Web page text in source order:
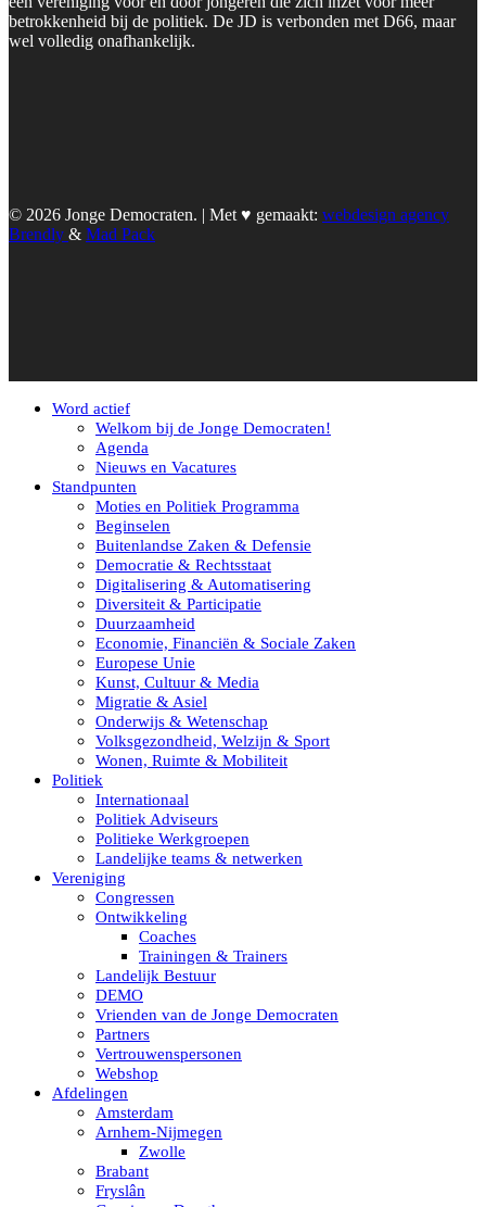
betrokkenheid bij de politiek. De JD is verbonden met D66, maar
wel volledig onafhankelijk.
© 2026 Jonge Democraten. | Met ♥︎ gemaakt: webdesign agency
Brendly & Mad Pack
Word actief
Welkom bij de Jonge Democraten!
Agenda
Nieuws en Vacatures
Standpunten
Moties en Politiek Programma
Beginselen
Buitenlandse Zaken & Defensie
Democratie & Rechtsstaat
Digitalisering & Automatisering
Diversiteit & Participatie
Duurzaamheid
Economie, Financiën & Sociale Zaken
Europese Unie
Kunst, Cultuur & Media
Migratie & Asiel
Onderwijs & Wetenschap
Volksgezondheid, Welzijn & Sport
Wonen, Ruimte & Mobiliteit
Politiek
Internationaal
Politiek Adviseurs
Politieke Werkgroepen
Landelijke teams & netwerken
Vereniging
Congressen
Ontwikkeling
Coaches
Trainingen & Trainers
Landelijk Bestuur
DEMO
Vrienden van de Jonge Democraten
Partners
Vertrouwenspersonen
Webshop
Afdelingen
Amsterdam
Arnhem-Nijmegen
Zwolle
Brabant
Fryslân